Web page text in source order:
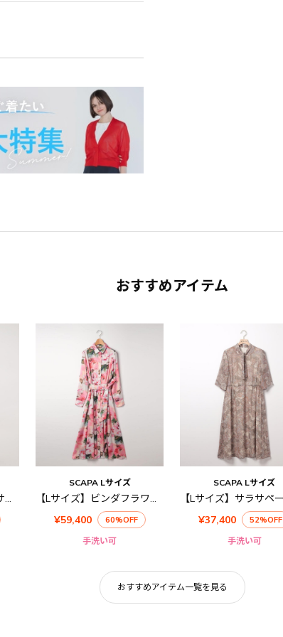
おすすめアイテム
【Lサイズ】リネンサラサプリントワンピース
SCAPA Lサイズ
【Lサイズ】ビンダフラワーサテンワンピース
¥59,400
60%OFF
手洗い可
SCAPA Lサイズ
¥37,400
52%OFF
手洗い可
おすすめアイテム一覧を見る